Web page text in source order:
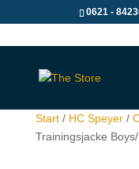
0621 -
Start/ HC Speyer/
Trainingsjacke